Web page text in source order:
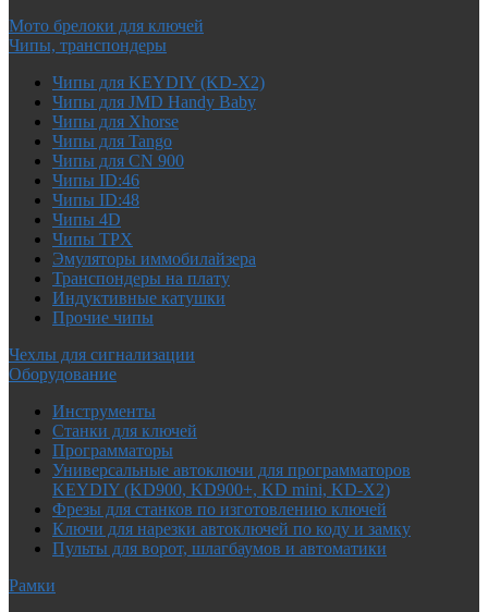
Мото брелоки для ключей
Чипы, транспондеры
Чипы для KEYDIY (KD-X2)
Чипы для JMD Handy Baby
Чипы для Xhorse
Чипы для Tango
Чипы для CN 900
Чипы ID:46
Чипы ID:48
Чипы 4D
Чипы TPX
Эмуляторы иммобилайзера
Транспондеры на плату
Индуктивные катушки
Прочие чипы
Чехлы для сигнализации
Оборудование
Инструменты
Cтанки для ключей
Программаторы
Универсальные автоключи для программаторов
KEYDIY (KD900, KD900+, KD mini, KD-X2)
Фрезы для станков по изготовлению ключей
Ключи для нарезки автоключей по коду и замку
Пульты для ворот, шлагбаумов и автоматики
Рамки